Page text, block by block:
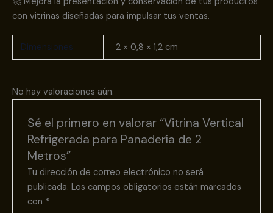
con vitrinas diseñadas para impulsar tus ventas.
Dimensiones 2 × 0,8 × 1,2 cm
No hay valoraciones aún.
Sé el primero en valorar “Vitrina Vertical
Refrigerada para Panadería de 2
Metros”
Tu dirección de correo electrónico no será
publicada. Los campos obligatorios están marcados
con *